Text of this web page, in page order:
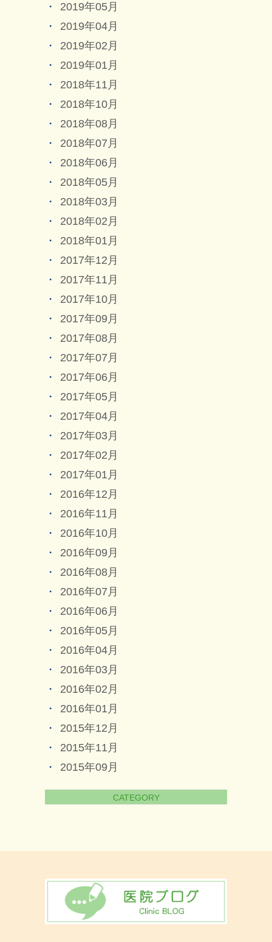
2019年05月
2019年04月
2019年02月
2019年01月
2018年11月
2018年10月
2018年08月
2018年07月
2018年06月
2018年05月
2018年03月
2018年02月
2018年01月
2017年12月
2017年11月
2017年10月
2017年09月
2017年08月
2017年07月
2017年06月
2017年05月
2017年04月
2017年03月
2017年02月
2017年01月
2016年12月
2016年11月
2016年10月
2016年09月
2016年08月
2016年07月
2016年06月
2016年05月
2016年04月
2016年03月
2016年02月
2016年01月
2015年12月
2015年11月
2015年09月
CATEGORY